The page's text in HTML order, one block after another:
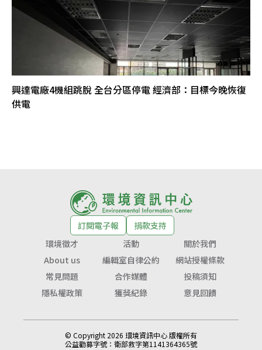
興達電廠4機組跳脫 全台分區停電 經濟部：目標今晚恢復
供電
訂閱電子報
捐款支持
環境徵才
活動
關於我們
About us
編輯室自律公約
網站授權條款
常見問題
合作媒體
投稿須知
隱私權政策
獲獎紀錄 意見回饋
© Copyright 2026 環境資訊中心 版權所有
公益勸募字號： 衛部救字第1141364365號